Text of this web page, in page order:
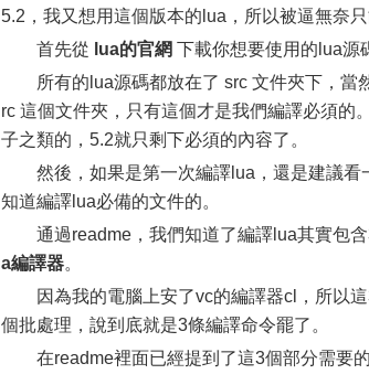
5.2，我又想用這個版本的lua，所以被逼無奈
首先從 lua的官網 下載你想要使用的lua源
所有的lua源碼都放在了 src 文件夾下，
rc 這個文件夾，只有這個才是我們編譯必須的
子之類的，5.2就只剩下必須的內容了。
然後，如果是第一次編譯lua，還是建議
知道編譯lua必備的文件的。
通過readme，我們知道了編譯lua其實包含
a編譯器。
因為我的電腦上安了vc的編譯器cl，所以
個批處理，說到底就是3條編譯命令罷了。
在readme裡面已經提到了這3個部分需要